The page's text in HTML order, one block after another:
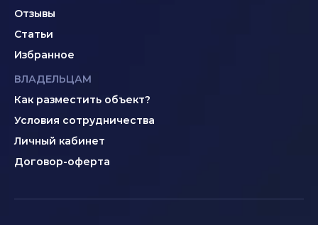
Отзывы
Статьи
Избранное
ВЛАДЕЛЬЦАМ
Как разместить объект?
Условия сотрудничества
Личный кабинет
Договор-оферта